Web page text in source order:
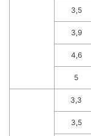
3,5
3,9
4,6
5
3,3
3,5